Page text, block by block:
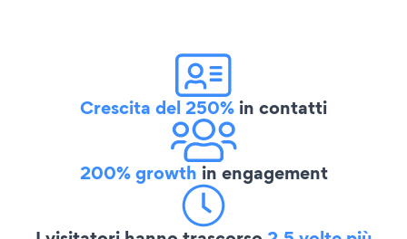
Crescita del 250% in contatti
200% growth in engagement